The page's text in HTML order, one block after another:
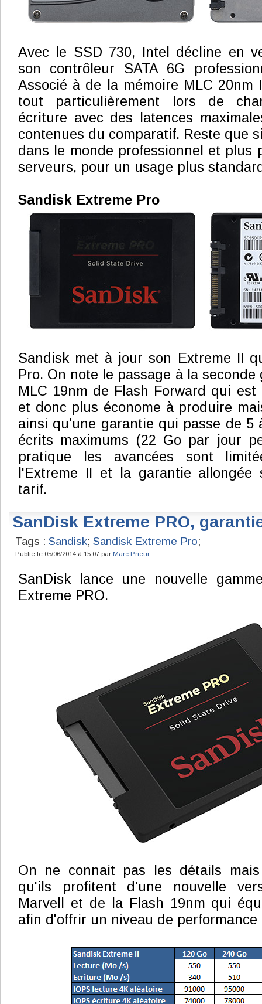
Avec le SSD 730, Intel décline en
son contrôleur SATA 6G
Associé à de la mémoire MLC
tout particulièrement lors de
écriture avec des latences
contenues du comparatif. Reste que
dans le monde professionnel et plus
serveurs, pour un usage plus
Sandisk Extreme Pro
Sandisk met à jour son Extreme II
Pro. On note le passage à la
MLC 19nm de Flash Forward qui
et donc plus économe à produire
ainsi qu'une garantie qui passe de 5
écrits maximums (22 Go par jour
pratique les avancées sont
l'Extreme II et la garantie
tarif.
SanDisk Extreme PRO,
Tags : Sandisk; Sandisk Extreme Pro;
Publié le 05/06/2014 à 15:07 par Marc Prieur
SanDisk lance une nouvelle
Extreme PRO.
On ne connait pas les détails
qu'ils profitent d'une nouvelle
Marvell et de la Flash 19nm qui
afin d'offrir un niveau de performance